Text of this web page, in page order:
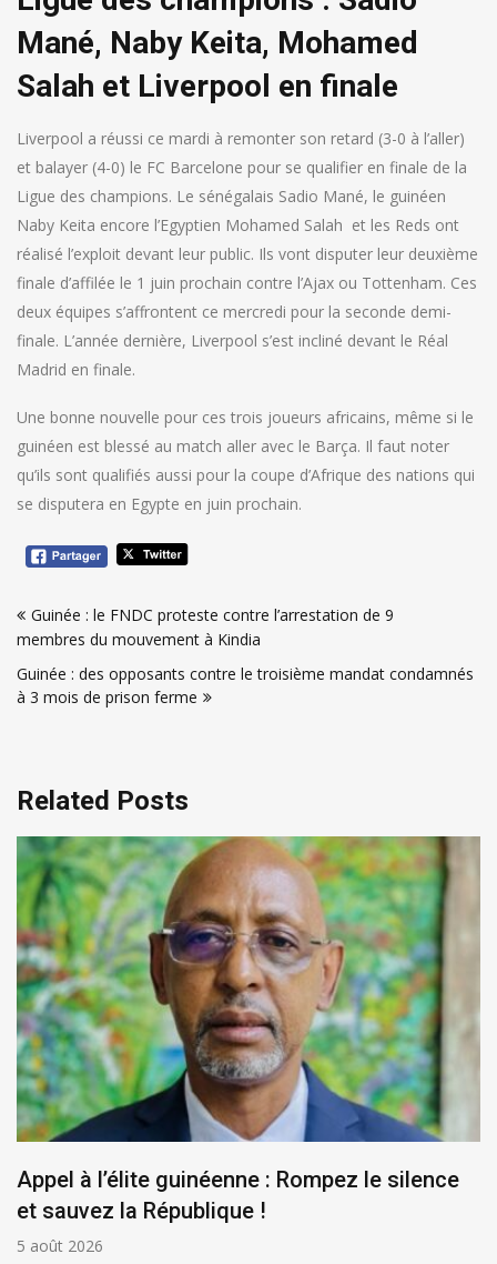
Mané, Naby Keita, Mohamed
Salah et Liverpool en finale
Liverpool a réussi ce mardi à remonter son retard (3-0 à l’aller)
et balayer (4-0) le FC Barcelone pour se qualifier en finale de la
Ligue des champions. Le sénégalais Sadio Mané, le guinéen
Naby Keita encore l’Egyptien Mohamed Salah et les Reds ont
réalisé l’exploit devant leur public. Ils vont disputer leur deuxième
finale d’affilée le 1 juin prochain contre l’Ajax ou Tottenham. Ces
deux équipes s’affrontent ce mercredi pour la seconde demi-
finale. L’année dernière, Liverpool s’est incliné devant le Réal
Madrid en finale.
Une bonne nouvelle pour ces trois joueurs africains, même si le
guinéen est blessé au match aller avec le Barça. Il faut noter
qu’ils sont qualifiés aussi pour la coupe d’Afrique des nations qui
se disputera en Egypte en juin prochain.
de
l’article
Guinée : le FNDC proteste contre l’arrestation de 9
membres du mouvement à Kindia
Guinée : des opposants contre le troisième mandat condamnés
à 3 mois de prison ferme
Related Posts
Appel à l’élite guinéenne : Rompez le silence
et sauvez la République !
5 août 2026